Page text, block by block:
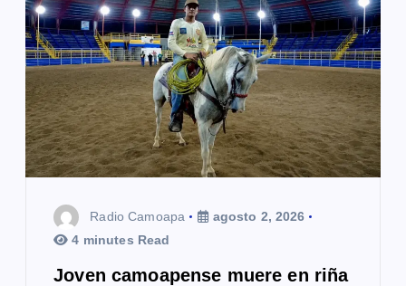
Radio Camoapa
agosto 2, 2026
4 minutes Read
Joven camoapense muere en riña